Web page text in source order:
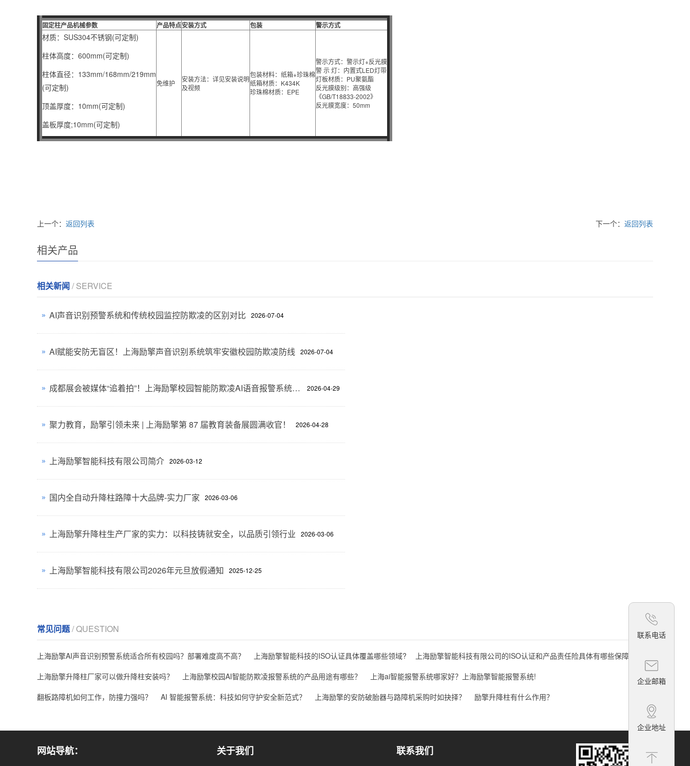
固定柱产品机械参数 产品特点安装方式 包装 警示方式
材质：SUS304不锈钢(可定制)
柱体高度：600mm(可定制)
柱体直径：133mm/168mm/219mm
(可定制)
顶盖厚度：10mm(可定制)
盖板厚度;10mm(可定制)
免维护
安装方法：详见安装说明
及视频
包装材料：纸箱+珍珠棉
纸箱材质：K434K
珍珠棉材质：EPE
警示方式：警示灯+反光膜
警 示 灯：内置式LED灯带
灯板材质：PU聚氨酯
反光膜级别：高强级
《GB/T18833-2002》
反光膜宽度：50mm
上一个： 返回列表 下一个： 返回列表
相关产品
相关新闻/ SERVICE
2026-07-04
AI声音识别预警系统和传统校园监控防欺凌的区别对比
2026-07-04
AI赋能安防无盲区！上海励擎声音识别系统筑牢安徽校园防欺凌防线
2026-04-29
成都展会被媒体“追着拍”！上海励擎校园智能防欺凌AI语音报警系统意外爆红
2026-04-28
聚力教育，励擎引领未来 | 上海励擎第 87 届教育装备展圆满收官！
2026-03-12
上海励擎智能科技有限公司简介
2026-03-06
国内全自动升降柱路障十大品牌-实力厂家
2026-03-06
上海励擎升降柱生产厂家的实力：以科技铸就安全，以品质引领行业
2025-12-25
上海励擎智能科技有限公司2026年元旦放假通知
常见问题/ QUESTION
上海励擎AI声音识别预警系统适合所有校园吗？部署难度高不高？ 上海励擎智能科技的ISO认证具体覆盖哪些领域?
上海励擎智能科技有限公司的ISO认证和产品责任险具体有哪些保障？
上海励擎升降柱厂家可以做升降柱安装吗？
上海励擎校园AI智能防欺凌报警系统的产品用途有哪些？
上海ai智能报警系统哪家好？上海励擎智能报警系统!
翻板路障机如何工作，防撞力强吗？
AI 智能报警系统：科技如何守护安全新范式？ 上海励擎的安防破胎器与路障机采购时如抉择？ 励擎升降柱有什么作用？
网站导航： 关于我们 联系我们
联系电话
企业邮箱
企业地址